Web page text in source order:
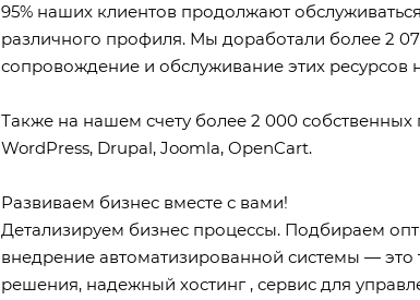
95% наших клиентов продолжают
различного профиля. Мы доработали более 2
сопровождение и обслуживание этих ресурсов
Также на нашем счету более 2 000
WordPress, Drupal, Joomla, OpenCart.
Развиваем бизнес вместе с вами!
Детализируем бизнес процессы. Подбираем
внедрение автоматизированной системы — это
решения, надежный хостинг , сервис для